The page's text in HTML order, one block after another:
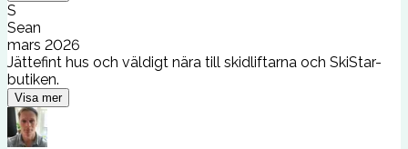
S
Sean
mars 2026
Jättefint hus och väldigt nära till skidliftarna och SkiStar-
butiken.
Visa mer